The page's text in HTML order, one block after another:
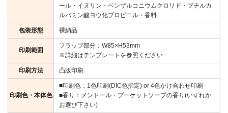
ール・イヌリン・ベンザルコニウムクロリド・ブチルカ
ルバミン酸ヨウ化プロピニル・香料
包装形態 裸納品
印刷範囲
フラップ部分：W85×H53mm
※詳細はテンプレートを参照ください
印刷方法 凸版印刷
印刷色・本体色
■印刷色：1色印刷(DIC色指定) or 4色かけ合わせ印刷
■香り：メントール・ブーケットソープの香り(いずれか
お選び下さい)